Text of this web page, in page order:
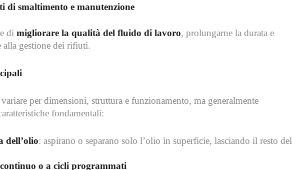
di smaltimento e manutenzione
dimigliorare la qualità del fluido di lavoro, prolungarne la durata e
alla gestione dei rifiuti.
per dimensioni, struttura e funzionamento, ma generalmente
fondamentali:
dell’olio: aspirano o separano solo l’olio in superficie, lasciando il resto del
o a cicli programmati